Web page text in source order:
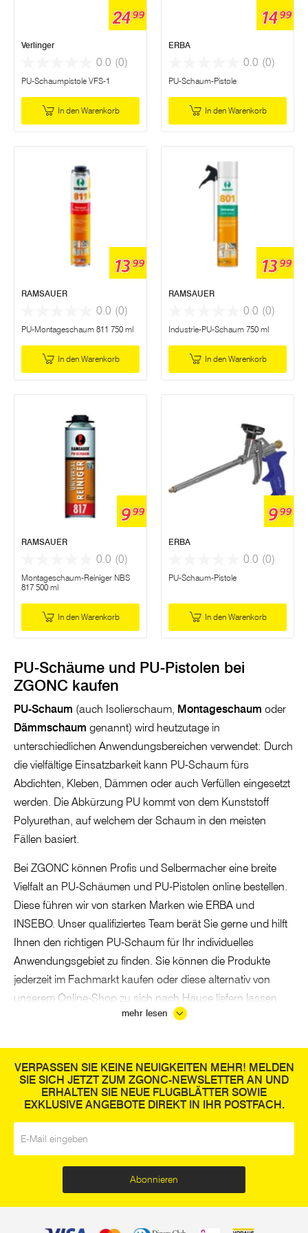
2499
Verlinger
0.0 (0)
PU-Schaumpistole VFS-1
In den Warenkorb
1499
ERBA
0.0 (0)
PU-Schaum-Pistole
In den Warenkorb
1399
RAMSAUER
0.0 (0)
PU-Montageschaum 811 750 ml
In den Warenkorb
1399
RAMSAUER
0.0 (0)
Industrie-PU-Schaum 750 ml
In den Warenkorb
999
RAMSAUER
0.0 (0)
Montageschaum-Reiniger NBS
817 500 ml
In den Warenkorb
999
ERBA
0.0 (0)
PU-Schaum-Pistole
In den Warenkorb
PU-Schäume und PU-Pistolen bei
ZGONC kaufen
PU-Schaum (auch Isolierschaum, Montageschaum oder
Dämmschaum genannt) wird heutzutage in
unterschiedlichen Anwendungsbereichen verwendet: Durch
die vielfältige Einsatzbarkeit kann PU-Schaum fürs
Abdichten, Kleben, Dämmen oder auch Verfüllen eingesetzt
werden. Die Abkürzung PU kommt von dem Kunststoff
Polyurethan, auf welchem der Schaum in den meisten
Fällen basiert.
Bei ZGONC können Profis und Selbermacher eine breite
Vielfalt an PU-Schäumen und PU-Pistolen online bestellen.
Diese führen wir von starken Marken wie ERBA und
INSEBO. Unser qualifiziertes Team berät Sie gerne und hilft
Ihnen den richtigen PU-Schaum für Ihr individuelles
Anwendungsgebiet zu finden. Sie können die Produkte
jederzeit im Fachmarkt kaufen oder diese alternativ von
unserem Online-Shop zu sich nach Hause liefern lassen.
Wofür wird PU-Schaum verwendet?
Im Bauwesen findetPU-Schaumhäufig Anwendung.
Typischerweise wird dieser für die Befestigung von
Bauelementen (wie zum Beispiel Verteilerkästen) oder zum
Füllen von Hohlräumen (zum Beispiel für den Schallschutz
oder zum Abdichten von Luftströmungen) verwendet. Wenn
der Schaum noch frisch und nicht ausgehärtet ist, lässt
abwischen. Bereits ausgehärteter Schaum ist allerdings nur
mehr lesen
VERPASSEN SIE KEINE NEUIGKEITEN MEHR! MELDEN
SIE SICH JETZT ZUM ZGONC-NEWSLETTER AN UND
ERHALTEN SIE NEUE FLUGBLÄTTER SOWIE
EXKLUSIVE ANGEBOTE DIREKT IN IHR POSTFACH.
Abonnieren